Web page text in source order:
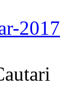
2017